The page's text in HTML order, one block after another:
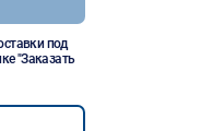
под
"Заказать